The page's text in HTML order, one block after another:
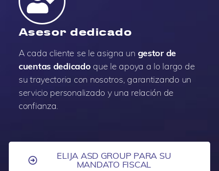
Asesor dedicado
A cada cliente se le asigna un gestor de
cuentas dedicado que le apoya a lo largo de
su trayectoria con nosotros, garantizando un
servicio personalizado y una relación de
confianza.
ELIJA ASD GROUP PARA SU
MANDATO FISCAL